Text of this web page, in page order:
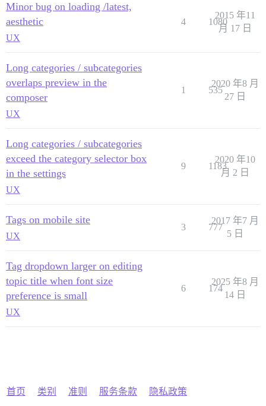
Minor bug on loading /latest,
aesthetic
UX
4 1080
2015 年11
月 17 日
Long categories / subcategories
overlaps preview in the
composer
UX
1 535
2020 年8 月
27 日
Long categories / subcategories
exceed the category selector box
in the settings
UX
9 1183
2020 年10
月 2 日
Tags on mobile site
UX
3 777
2017 年7 月
5 日
Tag dropdown larger on editing
topic title when font size
preference is small
UX
6 174
2025 年8 月
14 日
首页 类别 准则 服务条款 隐私政策